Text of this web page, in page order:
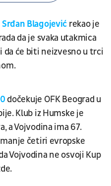
Blagojević rekao je
da je svaka utakmica
da će biti neizvesno u trci
dočekuje OFK Beograd u
Klub iz Humske je
a Vojvodina ima 67.
četiri evropske
Vojvodina ne osvoji Kup